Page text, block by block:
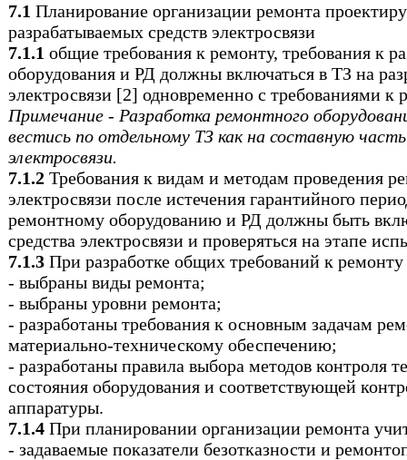
7.1 Планирование организации ремонта
разрабатываемых средств электросвязи
7.1.1 общие требования к ремонту, требования к
оборудования и РД должны включаться в ТЗ на
электросвязи [2] одновременно с требованиями к
Примечание - Разработка ремонтного
вестись по отдельному ТЗ как на составную
электросвязи.
7.1.2 Требования к видам и методам проведения
электросвязи после истечения гарантийного
ремонтному оборудованию и РД должны быть
средства электросвязи и проверяться на этапе
7.1.3 При разработке общих требований к
- выбраны виды ремонта;
- выбраны уровни ремонта;
- разработаны требования к основным задачам
материально-техническому обеспечению;
- разработаны правила выбора методов контроля
состояния оборудования и соответствующей
аппаратуры.
7.1.4 При планировании организации ремонта
- задаваемые показатели безотказности и